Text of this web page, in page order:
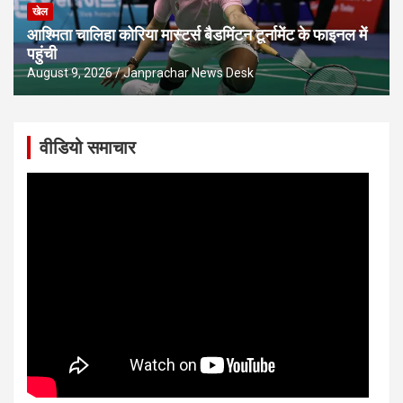
खेल
आश्मिता चालिहा कोरिया मास्टर्स बैडमिंटन टूर्नामेंट के फाइनल में
पहुंची
August 9, 2026 Janprachar News Desk
वीडियो समाचार